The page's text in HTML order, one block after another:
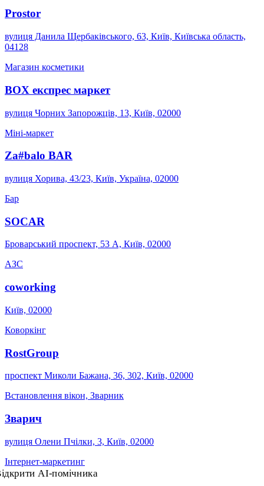
Prostor
вулиця Данила Щербаківського, 63, Київ, Київська область,
04128
Магазин косметики
BOX експрес маркет
вулиця Чорних Запорожців, 13, Київ, 02000
Міні-маркет
Za#balo BAR
вулиця Хорива, 43/23, Київ, Україна, 02000
Бар
SOCAR
Броварський проспект, 53 А, Київ, 02000
АЗС
coworking
Київ, 02000
Коворкінг
RostGroup
проспект Миколи Бажана, 36, 302, Київ, 02000
Встановлення вікон, Зварник
Зварич‎
вулиця Олени Пчілки, 3, Київ, 02000
Інтернет-маркетинг
AI-помічника